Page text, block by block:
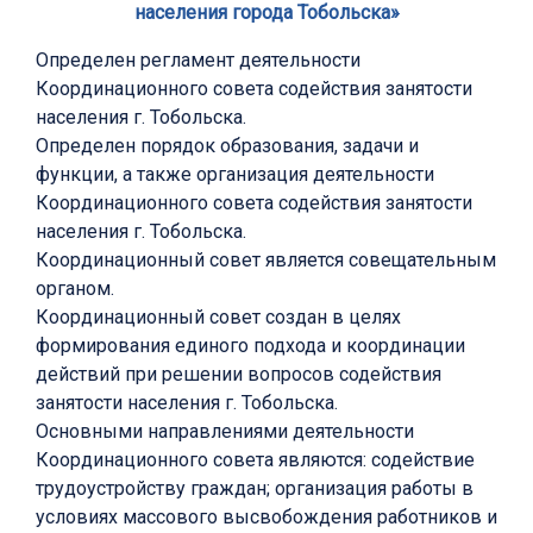
населения города Тобольска»
Определен регламент деятельности
Координационного совета содействия занятости
населения г. Тобольска.
Определен порядок образования, задачи и
функции, а также организация деятельности
Координационного совета содействия занятости
населения г. Тобольска.
Координационный совет является совещательным
органом.
Координационный совет создан в целях
формирования единого подхода и координации
действий при решении вопросов содействия
занятости населения г. Тобольска.
Основными направлениями деятельности
Координационного совета являются: содействие
трудоустройству граждан; организация работы в
условиях массового высвобождения работников и